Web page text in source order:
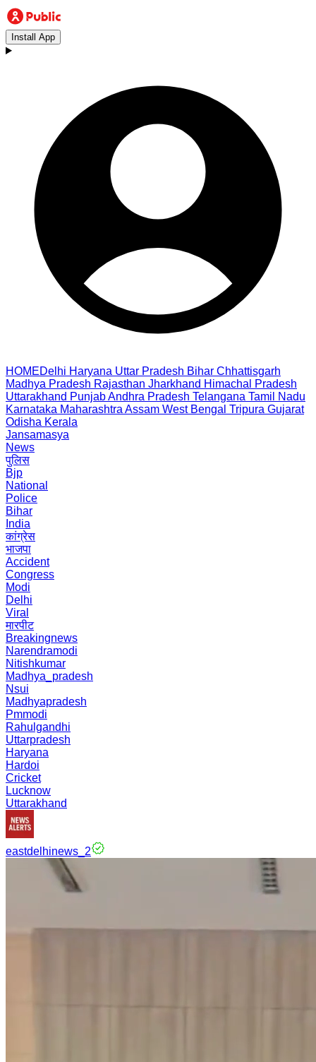
Install App
HOMEDelhi Haryana Uttar Pradesh Bihar Chhattisgarh
Madhya Pradesh Rajasthan Jharkhand Himachal Pradesh
Uttarakhand PunjabAndhra Pradesh Telangana Tamil Nadu
Karnataka Maharashtra Assam West Bengal Tripura Gujarat
Odisha Kerala
Jansamasya
News
पुलिस
Bjp
National
Police
Bihar
India
कांग्रेस
भाजपा
Accident
Congress
Modi
Delhi
Viral
मारपीट
Breakingnews
Narendramodi
Nitishkumar
Madhya_pradesh
Nsui
Madhyapradesh
Pmmodi
Rahulgandhi
Uttarpradesh
Haryana
Hardoi
Cricket
Lucknow
Uttarakhand
eastdelhinews_2